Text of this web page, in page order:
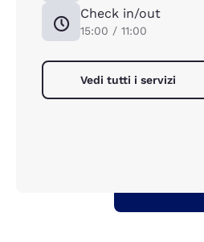
Check in/out
15:00 / 11:00
Vedi tutti i servizi